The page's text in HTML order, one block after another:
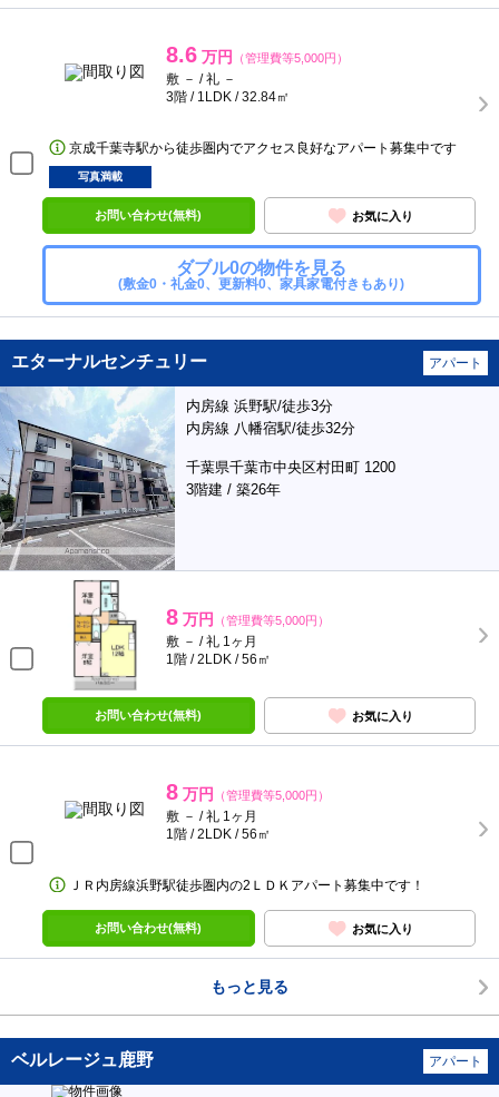
8.6 万円 （管理費等5,000円）
敷 － / 礼 －
3階 / 1LDK / 32.84㎡
京成千葉寺駅から徒歩圏内でアクセス良好なアパート募集中です
写真満載
お問い合わせ(無料) お気に入り
ダブル0の物件を見る
(敷金0・礼金0、更新料0、家具家電付きもあり)
エターナルセンチュリー アパート
内房線 浜野駅/徒歩3分
内房線 八幡宿駅/徒歩32分
千葉県千葉市中央区村田町 1200
3階建 / 築26年
8 万円 （管理費等5,000円）
敷 － / 礼 1ヶ月
1階 / 2LDK / 56㎡
お問い合わせ(無料) お気に入り
8 万円 （管理費等5,000円）
敷 － / 礼 1ヶ月
1階 / 2LDK / 56㎡
ＪＲ内房線浜野駅徒歩圏内の2ＬＤＫアパート募集中です！
お問い合わせ(無料) お気に入り
もっと見る
ベルレージュ鹿野 アパート